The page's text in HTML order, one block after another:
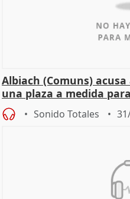
Albiach (Comuns)
una plaza a medida
Sonido Totales